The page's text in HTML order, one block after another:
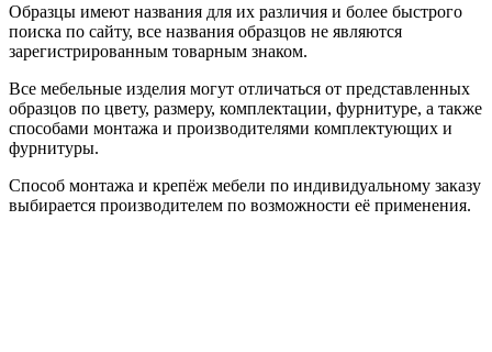
Образцы имеют названия для их различия и более быстрого
поиска по сайту, все названия образцов не являются
зарегистрированным товарным знаком.
Все мебельные изделия могут отличаться от представленных
образцов по цвету, размеру, комплектации, фурнитуре, а также
способами монтажа и производителями комплектующих и
фурнитуры.
Способ монтажа и крепёж мебели по индивидуальному заказу
выбирается производителем по возможности её применения.